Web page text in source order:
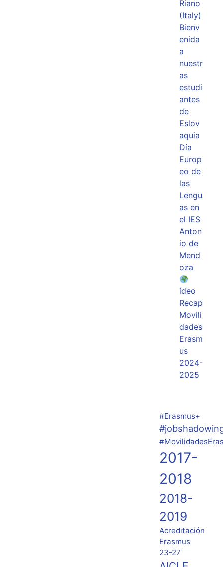
Riano
(Italy)
Bienv
enida
a
nuestr
as
estudi
antes
de
Eslov
aquia
Día
Europ
eo de
las
Lengu
as en
el IES
Anton
io de
Mend
oza
ídeo
Recap
Movili
dades
Erasm
us
2024-
2025
#Erasmus+
2017-
2018
2018-
2019
Acreditación
Erasmus
23-27